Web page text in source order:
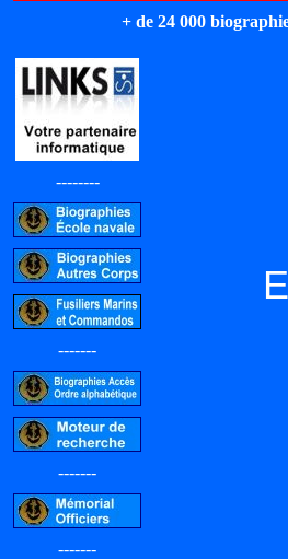
+ de 24 000
--------
-------
-------
-------